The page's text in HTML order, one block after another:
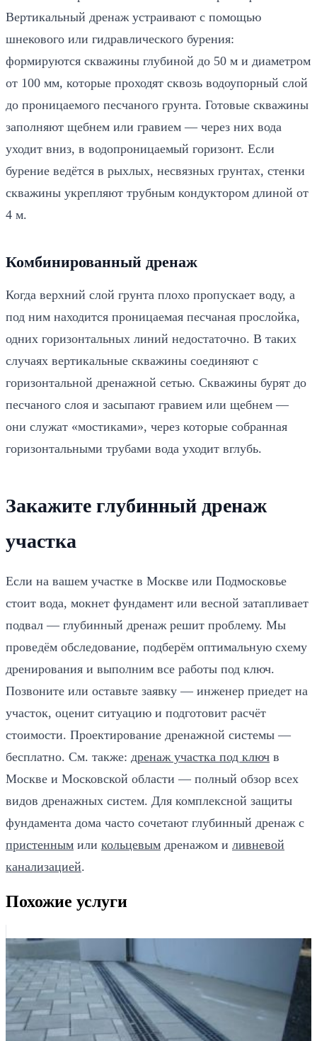
Вертикальный дренаж устраивают с помощью
шнекового или гидравлического бурения:
формируются скважины глубиной до 50 м и диаметром
от 100 мм, которые проходят сквозь водоупорный слой
до проницаемого песчаного грунта. Готовые скважины
заполняют щебнем или гравием — через них вода
уходит вниз, в водопроницаемый горизонт. Если
бурение ведётся в рыхлых, несвязных грунтах, стенки
скважины укрепляют трубным кондуктором длиной от
4 м.
Комбинированный дренаж
Когда верхний слой грунта плохо пропускает воду, а
под ним находится проницаемая песчаная прослойка,
одних горизонтальных линий недостаточно. В таких
случаях вертикальные скважины соединяют с
горизонтальной дренажной сетью. Скважины бурят до
песчаного слоя и засыпают гравием или щебнем —
они служат «мостиками», через которые собранная
горизонтальными трубами вода уходит вглубь.
Закажите глубинный дренаж
участка
Если на вашем участке в Москве или Подмосковье
стоит вода, мокнет фундамент или весной затапливает
подвал — глубинный дренаж решит проблему. Мы
проведём обследование, подберём оптимальную схему
дренирования и выполним все работы под ключ.
Позвоните или оставьте заявку — инженер приедет на
участок, оценит ситуацию и подготовит расчёт
стоимости. Проектирование дренажной системы —
бесплатно. См. также: дренаж участка под ключ в
Москве и Московской области — полный обзор всех
видов дренажных систем. Для комплексной защиты
фундамента дома часто сочетают глубинный дренаж с
пристенным или кольцевым дренажом и ливневой
канализацией.
Похожие услуги